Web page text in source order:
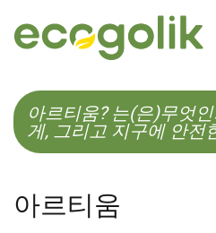
EN
아르티움? 는(은)무엇
게, 그리고 지구에 안전
아르티움